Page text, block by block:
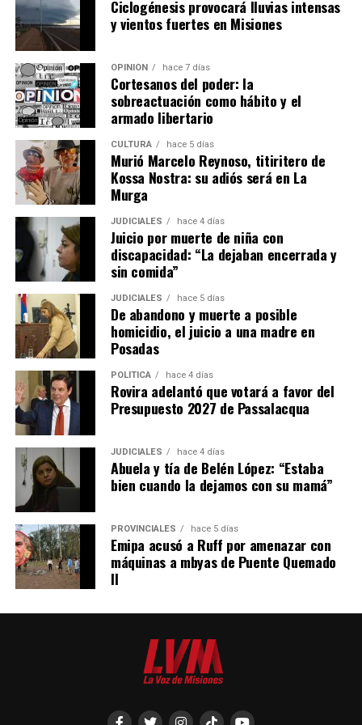
de conservación.
“Necesitamos y tenemos el derecho de conocer las
acciones concretas, los avances, retrocesos y
dificultades reales para continuar mejorando y evaluar
la efectividad de lo realizado con información científica
de calidad”, manifestaron.
Finalmente, remarcaron que contar con datos públicos
y verificables permitirá analizar si las medidas
implementadas favorecen la convivencia entre
yaguaretés, pumas y productores ganaderos en toda la
provincia. “La convivencia es el camino” , concluyeron.
Ciclogénesis provocará lluvias intensas
y vientos fuertes en Misiones
OPINIÓN hace 7 días
Cortesanos del poder: la
sobreactuación como hábito y el
armado libertario
CULTURA hace 5 días
Murió Marcelo Reynoso, titiritero de
Kossa Nostra: su adiós será en La
Murga
JUDICIALES hace 4 días
Juicio por muerte de niña con
discapacidad: “La dejaban encerrada y
sin comida”
JUDICIALES hace 5 días
De abandono y muerte a posible
homicidio, el juicio a una madre en
Posadas
POLÍTICA hace 4 días
Rovira adelantó que votará a favor del
Presupuesto 2027 de Passalacqua
JUDICIALES hace 4 días
Abuela y tía de Belén López: “Estaba
bien cuando la dejamos con su mamá”
PROVINCIALES hace 5 días
Emipa acusó a Ruff por amenazar con
máquinas a mbyas de Puente Quemado
II